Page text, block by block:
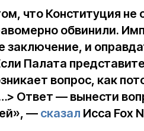
что Конституция не
обвинили.
заключение, и
Палата
вопрос, как
Ответ — вынести
— сказал Исса Fox